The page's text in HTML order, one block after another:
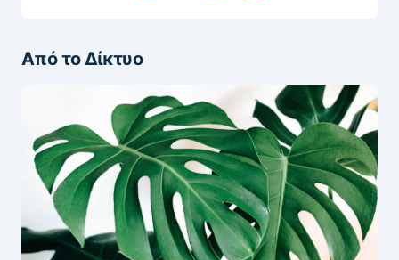
Από το Δίκτυο